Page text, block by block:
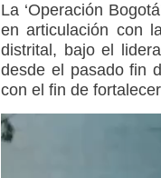
La ‘Operación
en articulación con
distrital, bajo el
desde el pasado fin
con el fin de
Reproductor
de